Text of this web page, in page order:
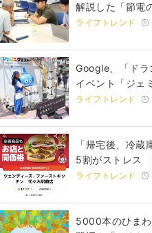
解説した「節電
ライフトレンド
Google、「ド
イベント「ジェ
ライフトレンド
「帰宅後、冷
5割がストレス
ライフトレンド
5000本のひまわ